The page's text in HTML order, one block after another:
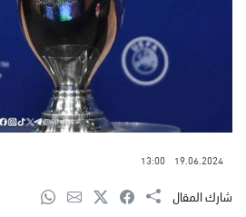
19.06.2024
13:00
شارك المقال